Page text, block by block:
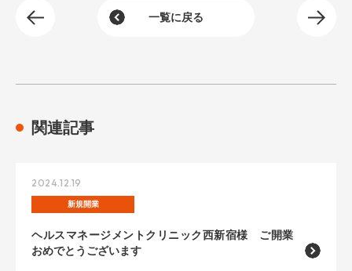
クリニック経営のポイント
検討物件
一覧に戻る
関連記事
2024.12.19
新規開業
ヘルスマネージメントクリニック西新宿様 ご開業
おめでとうございます